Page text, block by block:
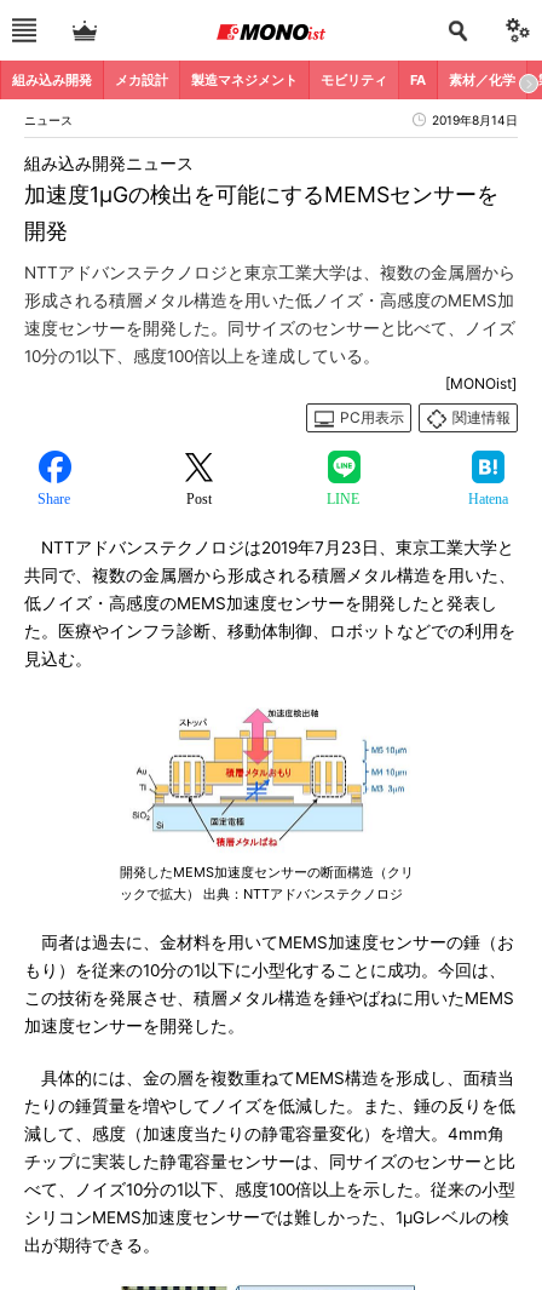
組み込み開発 メカ設計 製造マネジメント モビリティ FA 素材／化学
ニュース 2019年8月14日
加速度1μGの検出を可能にするMEMSセンサーを
開発
組み込み開発ニュース
NTTアドバンステクノロジと東京工業大学は、複数の金属層から
形成される積層メタル構造を用いた低ノイズ・高感度のMEMS加
速度センサーを開発した。同サイズのセンサーと比べて、ノイズ
10分の1以下、感度100倍以上を達成している。
[MONOist]
PC用表示
関連情報
Share Post LINE Hatena
NTTアドバンステクノロジは2019年7月23日、東京工業大学と
共同で、複数の金属層から形成される積層メタル構造を用いた、
低ノイズ・高感度のMEMS加速度センサーを開発したと発表し
た。医療やインフラ診断、移動体制御、ロボットなどでの利用を
見込む。
開発したMEMS加速度センサーの断面構造（クリ
ックで拡大） 出典：NTTアドバンステクノロジ
両者は過去に、金材料を用いてMEMS加速度センサーの錘（お
もり）を従来の10分の1以下に小型化することに成功。今回は、
この技術を発展させ、積層メタル構造を錘やばねに用いたMEMS
加速度センサーを開発した。
具体的には、金の層を複数重ねてMEMS構造を形成し、面積当
たりの錘質量を増やしてノイズを低減した。また、錘の反りを低
減して、感度（加速度当たりの静電容量変化）を増大。4mm角
チップに実装した静電容量センサーは、同サイズのセンサーと比
べて、ノイズ10分の1以下、感度100倍以上を示した。従来の小型
シリコンMEMS加速度センサーでは難しかった、1μGレベルの検
出が期待できる。